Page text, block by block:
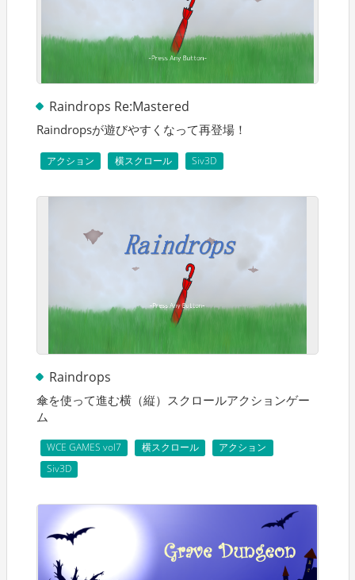
Raindrops Re:Mastered
Raindropsが遊びやすくなって再登場！
アクション 横スクロール Siv3D
Raindrops
傘を使って進む横（縦）スクロールアクションゲー
ム
WCE GAMES vol7 横スクロール
アクション
Siv3D